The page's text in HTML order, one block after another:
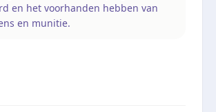
en het voorhanden hebben van
en munitie.